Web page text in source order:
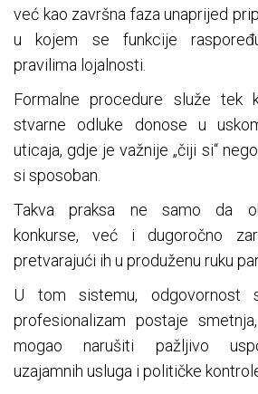
već kao završna faza unaprijed
u kojem se funkcije
pravilima lojalnosti.
Formalne procedure služe tek
stvarne odluke donose u
uticaja, gdje je važnije „čiji si“
si sposoban.
Takva praksa ne samo da
konkurse, već i dugoročno
pretvarajući ih u produženu ruku
U tom sistemu, odgovornost
profesionalizam postaje
mogao narušiti pažljivo
uzajamnih usluga i političke